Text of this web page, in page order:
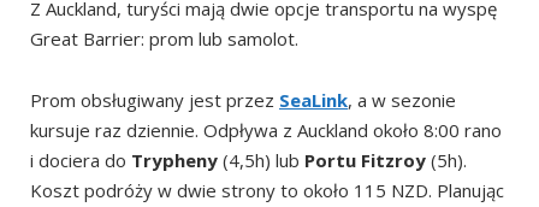
Z Auckland, turyści mają dwie opcje transportu na wyspę
Great Barrier: prom lub samolot.
Prom obsługiwany jest przez SeaLink, a w sezonie
kursuje raz dziennie. Odpływa z Auckland około 8:00 rano
i dociera do Trypheny (4,5h) lub Portu Fitzroy (5h).
Koszt podróży w dwie strony to około 115 NZD. Planując